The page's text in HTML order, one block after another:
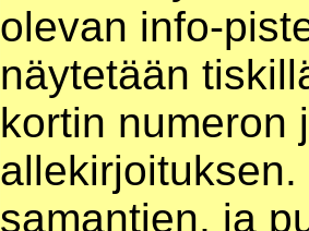
olevan info-
näytetään
kortin numeron
samantien, ja